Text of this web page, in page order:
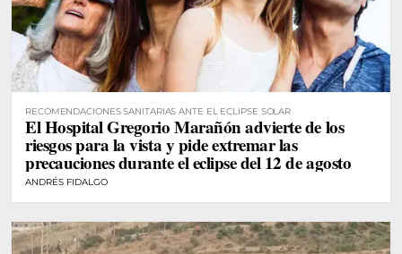
RECOMENDACIONES SANITARIAS ANTE EL ECLIPSE SOLAR
El Hospital Gregorio Marañón advierte de los
riesgos para la vista y pide extremar las
precauciones durante el eclipse del 12 de agosto
ANDRÉS FIDALGO